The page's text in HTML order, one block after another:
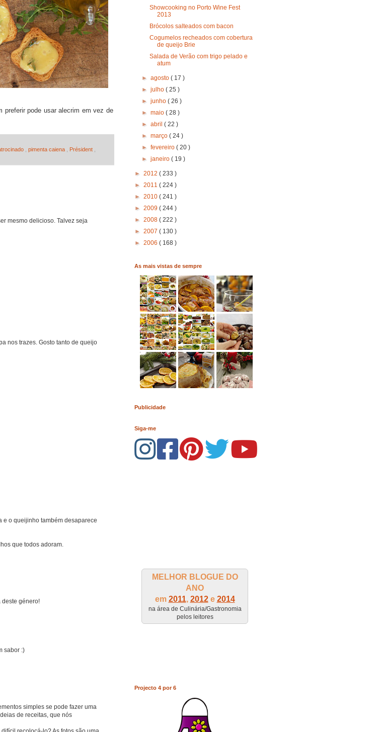
preferir pode usar alecrim em vez de
pimenta caiena Président
mesmo delicioso. Talvez seja
nos trazes. Gosto tanto de queijo
e o queijinho também desaparece
que todos adoram.
deste género!
sabor :)
simples se pode fazer uma
de receitas, que nós
Showcooking no Porto Wine Fest
2013
Brócolos salteados com bacon
Cogumelos recheados com cobertura
de queijo Brie
Salada de Verão com trigo pelado e
atum
►agosto( 17 )
►julho( 25 )
►junho( 26 )
►maio( 28 )
►abril( 22 )
►março( 24 )
►fevereiro( 20 )
►janeiro( 19 )
► 2012 ( 233 )
► 2011 ( 224 )
► 2010 ( 241 )
► 2009 ( 244 )
► 2008 ( 222 )
► 2007 ( 130 )
► 2006 ( 168 )
As mais vistas de sempre
Publicidade
Siga-me
MELHOR BLOGUE DO
ANO
em 2011, 2012e 2014
na área de Culinária/Gastronomia
pelos leitores
Projecto 4 por 6